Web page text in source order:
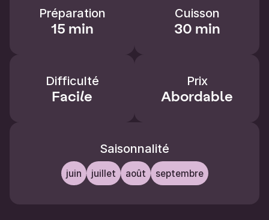
Préparation
15 min
Cuisson
30 min
Difficulté
Facile
Prix
Abordable
Saisonnalité
juin juillet août septembre